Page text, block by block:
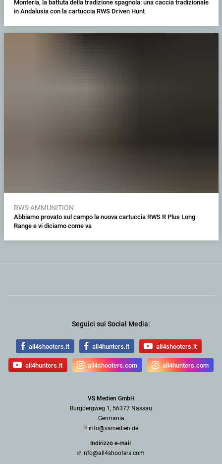
Montería, la battuta della tradizione spagnola: una caccia tradizionale
in Andalusia con la cartuccia RWS Driven Hunt
RWS-AMMUNITION
Abbiamo provato sul campo la nuova cartuccia RWS R Plus Long
Range e vi diciamo come va
Seguici sui Social Media:
all4shooters.it all4hunters.it all4shooters.it
all4hunters.it all4shooters.com all4hunters.com
VS Medien GmbH
Burgbergweg 1, 56377 Nassau
Germania
info@vsmedien.de
Indirizzo e-mail
info@all4shooters.com